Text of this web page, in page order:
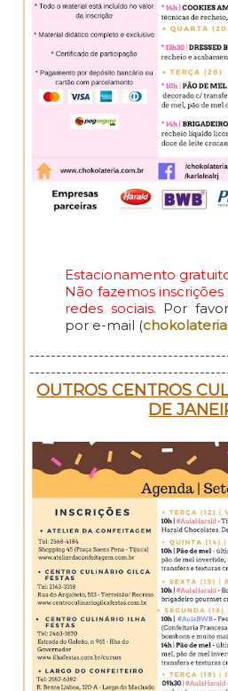
Estacionamento
Não fazemos
redes sociais. Por
por e-mail (
OUTROS CENTROS
DE